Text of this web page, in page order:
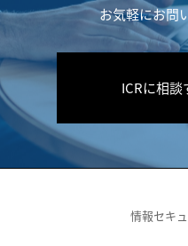
お気軽にお問
ICRに相談
情報セキ